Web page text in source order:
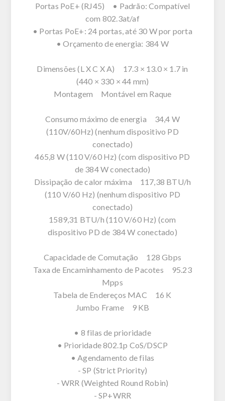
Portas PoE+ (RJ45) • Padrão: Compatível
com 802.3at/af
• Portas PoE+: 24 portas, até 30 W por porta
• Orçamento de energia: 384 W
Dimensões (L X C X A) 17.3 × 13.0 × 1.7 in
(440 × 330 × 44 mm)
Montagem Montável em Raque
Consumo máximo de energia 34,4 W
(110V/60Hz) (nenhum dispositivo PD
conectado)
465,8 W (110 V/60 Hz) (com dispositivo PD
de 384 W conectado)
Dissipação de calor máxima 117,38 BTU/h
(110 V/60 Hz) (nenhum dispositivo PD
conectado)
1589,31 BTU/h (110 V/60 Hz) (com
dispositivo PD de 384 W conectado)
Capacidade de Comutação 128 Gbps
Taxa de Encaminhamento de Pacotes 95.23
Mpps
Tabela de Endereços MAC 16 K
Jumbo Frame 9 KB
• 8 filas de prioridade
• Prioridade 802.1p CoS/DSCP
• Agendamento de filas
- SP (Strict Priority)
- WRR (Weighted Round Robin)
- SP+WRR